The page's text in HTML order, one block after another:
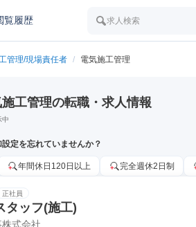
覧履歴 求人検索
管理/現場責任者 / 電気施工管理
工管理の転職・求人情報
中
定を忘れていませんか？
年間休日120日以上 完全週休2日制
正社員
タッフ(施工)
式会社